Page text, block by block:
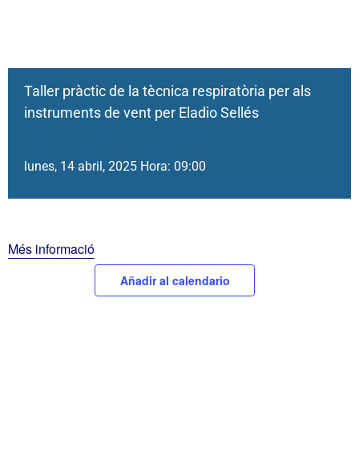
Taller pràctic de la tècnica respiratòria per als
instruments de vent per Eladio Sellés
lunes, 14 abril, 2025 Hora: 09:00
Més informació
Añadir al calendario